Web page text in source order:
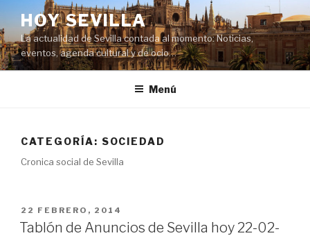
contenido
HOY SEVILLA
La actualidad de Sevilla contada al momento: Noticias,
eventos, agenda cultural y de ocio…
Menú
CATEGORÍA: SOCIEDAD
Cronica social de Sevilla
PUBLICADO
EL
22 FEBRERO, 2014
Tablón de Anuncios de Sevilla hoy 22-02-